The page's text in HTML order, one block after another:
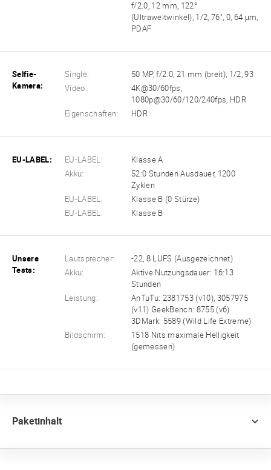
f/2.0, 12 mm, 122°
(Ultraweitwinkel), 1/2, 76", 0, 64 µm,
PDAF
Selfie-
Kamera:
Single:
50 MP, f/2.0, 21 mm (breit), 1/2, 93
Video:
4K@30/60fps,
1080p@30/60/120/240fps, HDR
Eigenschaften:
HDR
EU-LABEL: EU-LABEL:
Klasse A
Akku:
52:0 Stunden Ausdauer, 1200
Zyklen
EU-LABEL:
Klasse B (0 Stürze)
EU-LABEL:
Klasse B
Unsere
Tests:
Lautsprecher:
-22, 8 LUFS (Ausgezeichnet)
Akku:
Aktive Nutzungsdauer: 16:13
Stunden
Leistung:
AnTuTu: 2381753 (v10), 3057975
(v11) GeekBench: 8755 (v6)
3DMark: 5589 (Wild Life Extreme)
Bildschirm:
1518 Nits maximale Helligkeit
(gemessen)
Paketinhalt